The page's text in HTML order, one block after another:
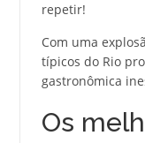
repetir!
Com uma
típicos do Rio
gastronômica
Os